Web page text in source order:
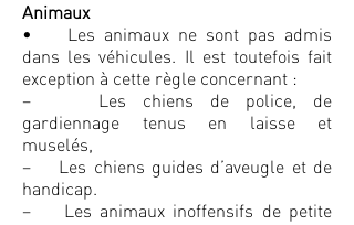
Animaux
• Les animaux ne sont pas admis
dans les véhicules. Il est toutefois fait
exception à cette règle concernant :
– Les chiens de police, de
gardiennage tenus en laisse et
muselés,
– Les chiens guides d’aveugle et de
handicap.
– Les animaux inoffensifs de petite